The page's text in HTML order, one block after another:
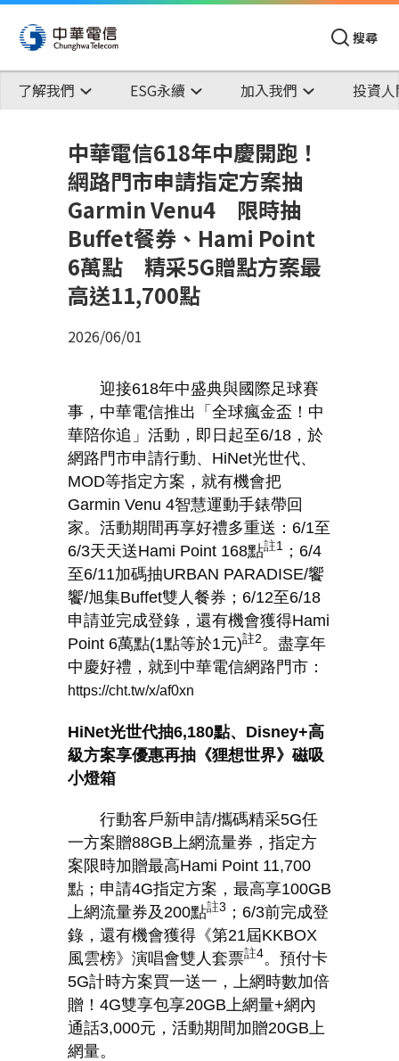
搜尋
了解我們 ESG永續 加入我們 投資
中華電信618年中慶開跑！
網路門市申請指定方案抽
Garmin Venu4 限時抽
Buffet餐券、Hami Point
6萬點 精采5G贈點方案最
高送11,700點
2026/06/01
迎接618年中盛典與國際足球賽
事，中華電信推出「全球瘋金盃！中
華陪你追」活動，即日起至6/18 ，於
網路門市申請行動、 HiNet光世代、
MOD等指定方案，就有機會把
Garmin Venu 4智慧運動手錶帶回
家。活動期間再享好禮多重送： 6/1至
6/3天天送Hami Point 168點註1 ； 6/4
至6/11加碼抽URBAN PARADISE/饗
饗/旭集Buffet雙人餐券； 6/12至6/18
申請並完成登錄，還有機會獲得Hami
Point 6萬點(1點等於1元)註2。盡享年
中慶好禮，就到中華電信網路門市：
https://cht.tw/x/af0xn
HiNet光世代抽6,180點、 Disney+高
級方案享優惠再抽《狸想世界》磁吸
小燈箱
行動客戶新申請/攜碼精采5G任
一方案贈88GB上網流量券，指定方
案限時加贈最高Hami Point 11,700
點；申請4G指定方案，最高享100GB
上網流量券及 200點註3 ； 6/3前完成登
錄，還有機會獲得 《第21屆KKBOX
風雲榜》 演唱會雙人套票註4。預付卡
5G計時方案買一送一，上網時數加倍
贈！ 4G雙享包享20GB上網量+網內
通話3,000元，活動期間加贈20GB上
網量。